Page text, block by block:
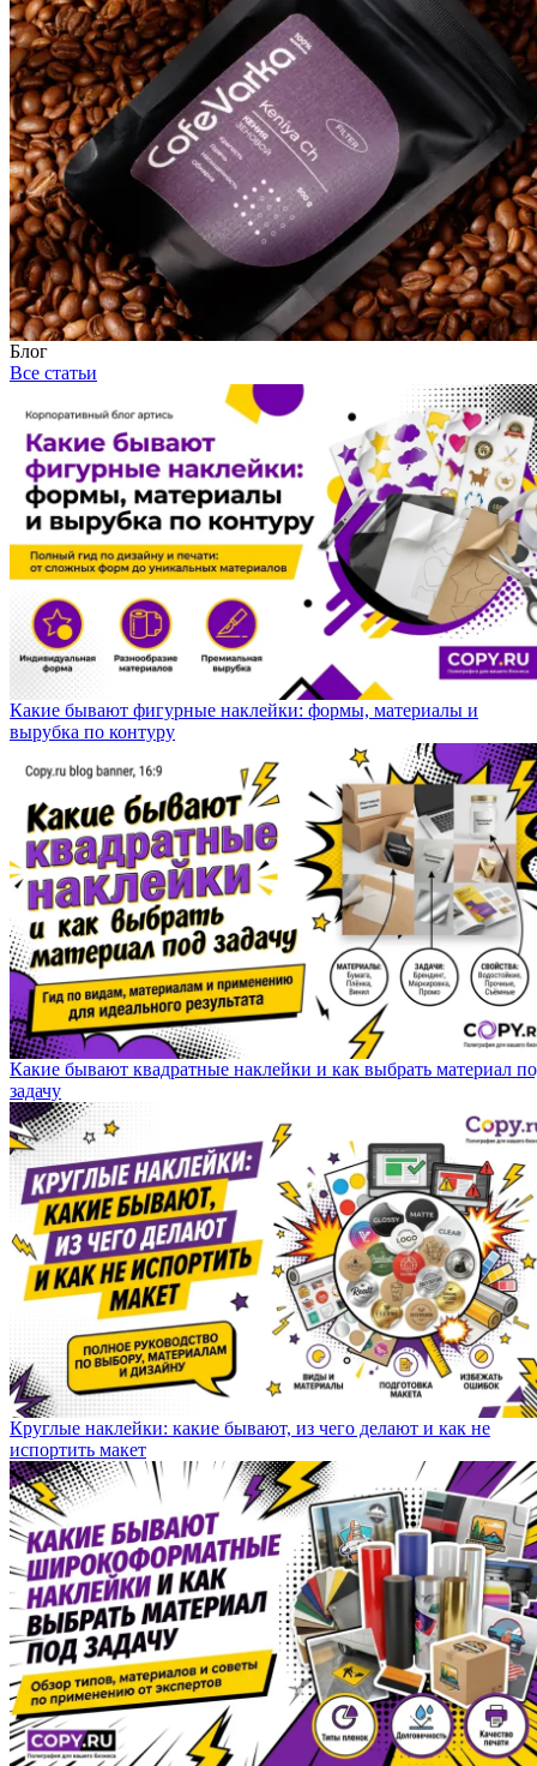
Блог
Все статьи
Какие бывают фигурные наклейки: формы, материалы и
вырубка по контуру
Какие бывают квадратные наклейки и как выбрать материал
задачу
Круглые наклейки: какие бывают, из чего делают и как не
испортить макет